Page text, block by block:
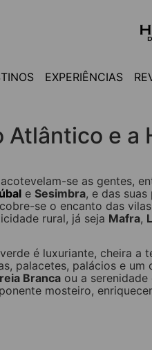
EXPERIÊNCIAS
Atlântico e a
se as gentes,
eSesimbra, e das
se o encanto das
rural, já seja Mafra,
é luxuriante, cheira a
palacetes, palácios e
Branca ou a serenidade
mosteiro,